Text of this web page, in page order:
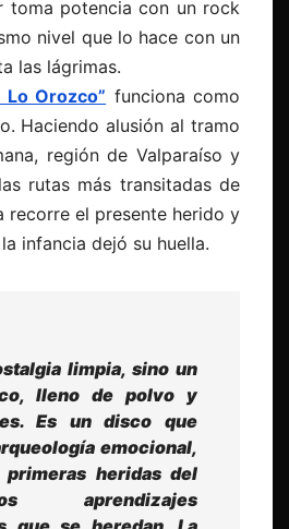
toma potencia con un rock
nivel que lo hace con un
las lágrimas.
Lo Orozco” funciona como
Haciendo alusión al tramo
región de Valparaíso y
rutas más transitadas de
recorre el presente herido y
infancia dejó su huella.
limpia, sino un
lleno de polvo y
Es un disco que
emocional,
primeras heridas del
aprendizajes